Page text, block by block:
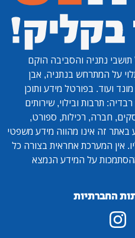
נתניה והסביבה הוקם
על המתרחש בנתניה, אבן
ועוד. בפורטל מידע ותוכן
תרבות ובילוי, שירותים
חברה, רכילות, ספורט,
באתר זה אינו מהווה מידע משפטי
אין המערכת אחראית בצורה כל
על המידע הנמצא
החברתיות